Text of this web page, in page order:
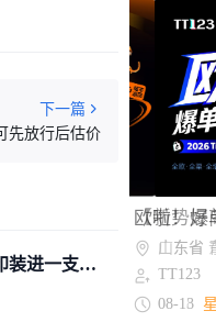
下一篇
先放行后估价
装进一支
使用
TikTok
3天前
越南电商
3天前
TikTok
收藏品卖
Item
2
of
2
山东省
TT123
08-13